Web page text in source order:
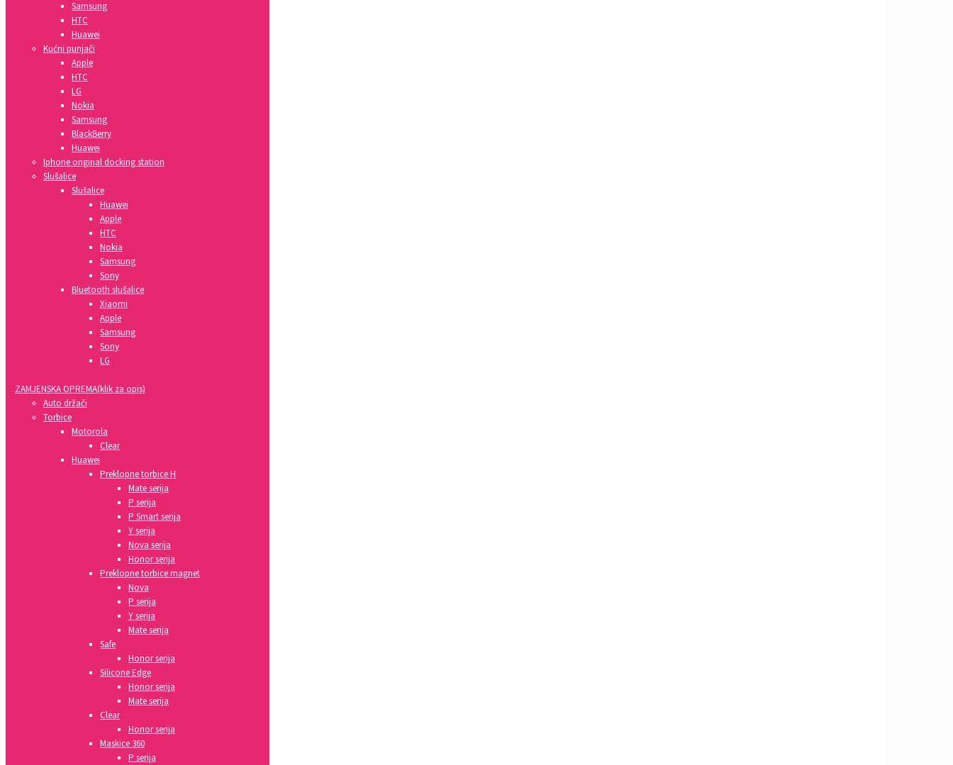
Samsung
HTC
Huawei
Kućni punjači
Apple
HTC
LG
Nokia
Samsung
BlackBerry
Huawei
Iphone original docking station
Slušalice
Slušalice
Huawei
Apple
HTC
Nokia
Samsung
Sony
Bluetooth slušalice
Xiaomi
Apple
Samsung
Sony
LG
ZAMJENSKA OPREMA(klik za opis)
Auto držači
Torbice
Motorola
Clear
Huawei
Preklopne torbice H
Mate serija
P serija
P Smart serija
Y serija
Nova serija
Honor serija
Preklopne torbice magnet
Nova
P serija
Y serija
Mate serija
Safe
Honor serija
Silicone Edge
Honor serija
Mate serija
Clear
Honor serija
Maskice 360
P serija